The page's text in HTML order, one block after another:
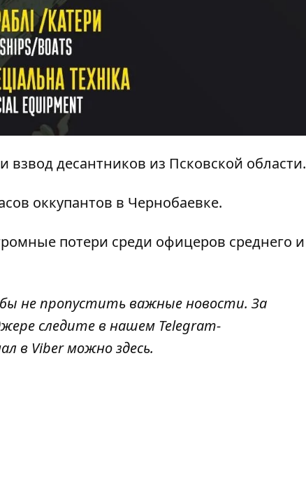
взвод десантников из Псковской области.
оккупантов в Чернобаевке.
потери среди офицеров среднего и
не пропустить важные новости. За
следите в нашем Telegram-
в Viber можноздесь.